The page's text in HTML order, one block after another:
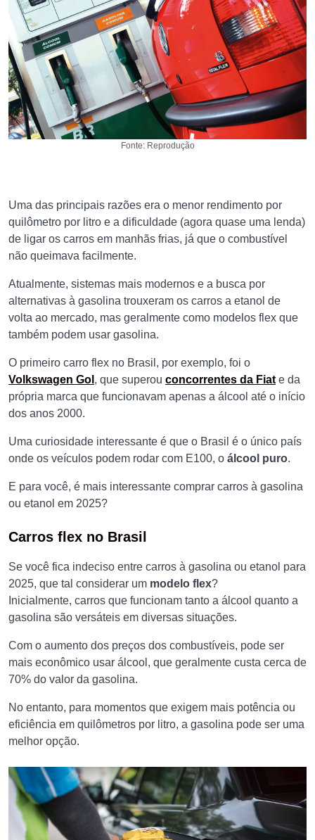
Fonte: Reprodução
Uma das principais razões era o menor rendimento por
quilômetro por litro e a dificuldade (agora quase uma lenda)
de ligar os carros em manhãs frias, já que o combustível
não queimava facilmente.
Atualmente, sistemas mais modernos e a busca por
alternativas à gasolina trouxeram os carros a etanol de
volta ao mercado, mas geralmente como modelos flex que
também podem usar gasolina.
O primeiro carro flex no Brasil, por exemplo, foi o
Volkswagen Gol , que superou concorrentes da Fiat e da
própria marca que funcionavam apenas a álcool até o início
dos anos 2000.
Uma curiosidade interessante é que o Brasil é o único país
onde os veículos podem rodar com E100, o álcool puro.
E para você, é mais interessante comprar carros à gasolina
ou etanol em 2025?
Carros flex no Brasil
Se você fica indeciso entre carros à gasolina ou etanol para
2025, que tal considerar um modelo flex?
Inicialmente, carros que funcionam tanto a álcool quanto a
gasolina são versáteis em diversas situações.
Com o aumento dos preços dos combustíveis, pode ser
mais econômico usar álcool, que geralmente custa cerca de
70% do valor da gasolina.
No entanto, para momentos que exigem mais potência ou
eficiência em quilômetros por litro, a gasolina pode ser uma
melhor opção.